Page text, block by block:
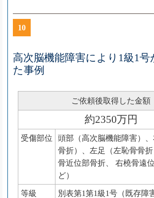
10
高次脳機能障害により1級1号
た事例
ご依頼後取得した金額
約2350万円
受傷部位
頭部（高次脳機能障害）
骨折）、左足（左恥骨骨
骨近位部骨折、 右橈骨遠
ど）
等級
別表第1第1級1号（既存障